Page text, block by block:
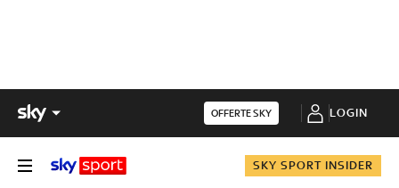
OFFERTE SKY LOGIN
SKY SPORT INSIDER